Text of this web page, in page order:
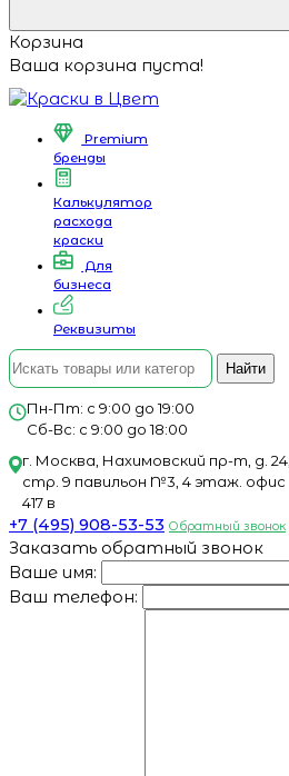
Корзина
Ваша корзина пуста!
Premium
бренды
Калькулятор
расхода
краски
Для
бизнеса
Реквизиты
Найти
Пн-Пт: с 9:00 до 19:00
Сб-Вс: с 9:00 до 18:00
г. Москва, Нахимовский пр-т, д. 24,
стр. 9 павильон №3, 4 этаж. офис
417 в
+7 (495) 908-53-53 Обратный звонок
Заказать обратный звонок
Ваше имя:
Ваш телефон: